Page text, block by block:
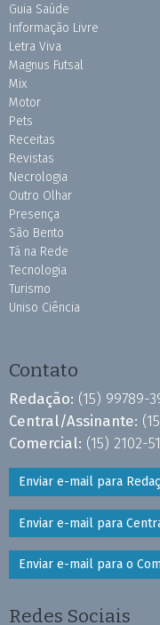
Guia Saúde
Informação Livre
Letra Viva
Magnus Futsal
Mix
Motor
Pets
Receitas
Revistas
Necrologia
Outro Olhar
Presença
São Bento
Tá na Rede
Tecnologia
Turismo
Uniso Ciência
Contato
Redação: (15) 99789-
Central/Assinante:
Comercial: (15) 2102-
Enviar e-mail para
Enviar e-mail para
Enviar e-mail para o
Redes Sociais